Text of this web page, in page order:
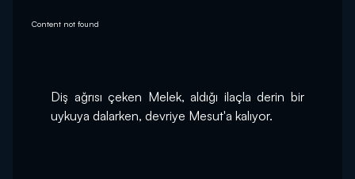
Content not found
Diş ağrısı çeken Melek, aldığı ilaçla derin bir
uykuya dalarken, devriye Mesut'a kalıyor.